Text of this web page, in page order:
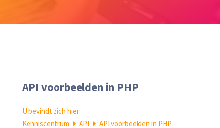
API voorbeelden in PHP
U bevindt zich hier:
Kenniscentrum
API API voorbeelden in PHP